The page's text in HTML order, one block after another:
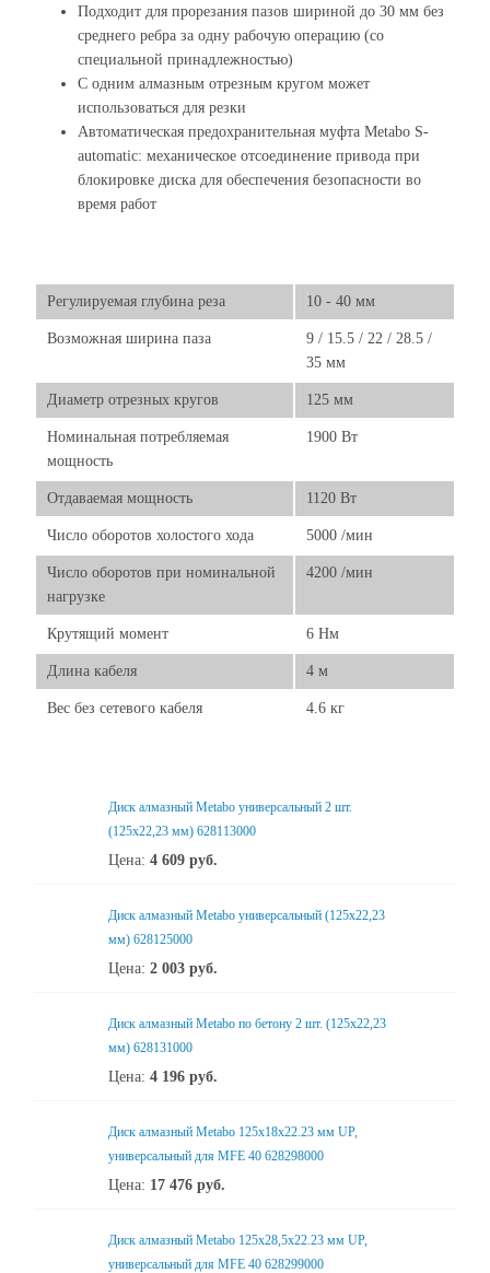
Подходит для прорезания пазов шириной до 30 мм без
среднего ребра за одну рабочую операцию (со
специальной принадлежностью)
С одним алмазным отрезным кругом может
использоваться для резки
Автоматическая предохранительная муфта Metabo S-
automatic: механическое отсоединение привода при
блокировке диска для обеспечения безопасности во
время работ
Регулируемая глубина реза 10 - 40 мм
Возможная ширина паза
9 / 15.5 / 22 / 28.5 /
35 мм
Диаметр отрезных кругов 125 мм
Номинальная потребляемая
мощность
1900 Вт
Отдаваемая мощность 1120 Вт
Число оборотов холостого хода 5000 /мин
Число оборотов при номинальной
нагрузке
4200 /мин
Крутящий момент 6 Нм
Длина кабеля 4 м
Вес без сетевого кабеля 4.6 кг
Диск алмазный Metabo универсальный 2 шт.
(125x22,23 мм) 628113000
Цена: 4 609 руб.
Диск алмазный Metabo универсальный (125x22,23
мм) 628125000
Цена: 2 003 руб.
Диск алмазный Metabo по бетону 2 шт. (125x22,23
мм) 628131000
Цена: 4 196 руб.
Диск алмазный Metabo 125x18x22.23 мм UP,
универсальный для MFE 40 628298000
Цена: 17 476 руб.
Диск алмазный Metabo 125x28,5x22.23 мм UP,
универсальный для MFE 40 628299000